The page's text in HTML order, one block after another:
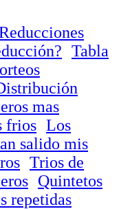
Tabla
mas
frios Los
salido mis
Trios de
Quintetos
repetidas